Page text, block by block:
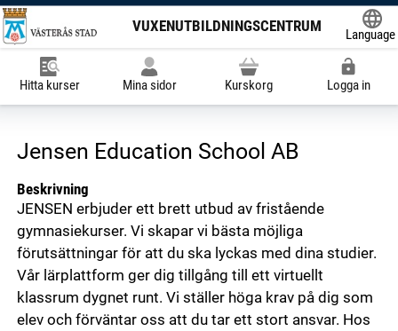
VUXENUTBILDNINGSCENTRUM
Language
Hitta kurser Mina sidor Kurskorg Logga in
Jensen Education School AB
Beskrivning
JENSEN erbjuder ett brett utbud av fristående
gymnasiekurser. Vi skapar vi bästa möjliga
förutsättningar för att du ska lyckas med dina studier.
Vår lärplattform ger dig tillgång till ett virtuellt
klassrum dygnet runt. Vi ställer höga krav på dig som
elev och förväntar oss att du tar ett stort ansvar. Hos